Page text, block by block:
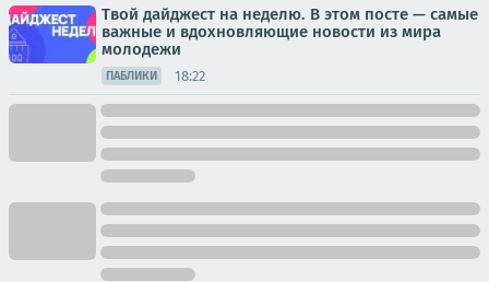
Твой дайджест на неделю. В этом посте — самые
важные и вдохновляющие новости из мира
молодежи
ПАБЛИКИ 18:22